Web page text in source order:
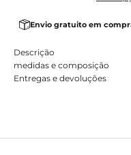
Envio gratuito em
Descrição
medidas e composição
Entregas e devoluções